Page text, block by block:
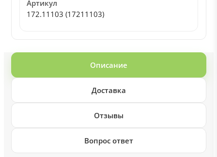
Артикул
172.11103 (17211103)
Описание
Доставка
Отзывы
Вопрос ответ